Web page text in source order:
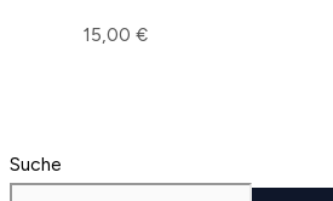
Suche
15,00 €